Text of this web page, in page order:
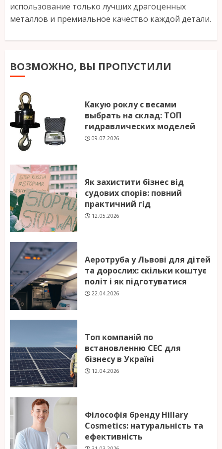
использование только лучших драгоценных
металлов и премиальное качество каждой детали.
ВОЗМОЖНО, ВЫ ПРОПУСТИЛИ
Какую роклу с весами
выбрать на склад: ТОП
гидравлических моделей
09.07.2026
Як захистити бізнес від
судових спорів: повний
практичний гід
12.05.2026
Аеротруба у Львові для дітей
та дорослих: скільки коштує
політ і як підготуватися
22.04.2026
Топ компаній по
встановленню СЕС для
бізнесу в Україні
12.04.2026
Філософія бренду Hillary
Cosmetics: натуральність та
ефективність